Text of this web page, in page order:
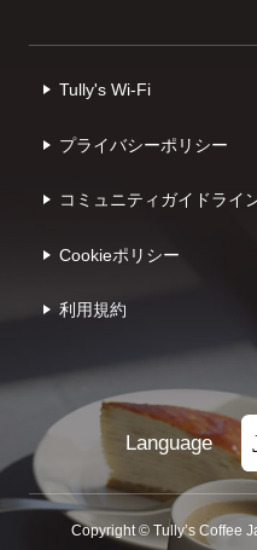
Tully's Wi-Fi
プライバシーポリシー
コミュニティガイドライ
Cookieポリシー
利⽤規約
Language
Copyright © Tullyʼs Coffee